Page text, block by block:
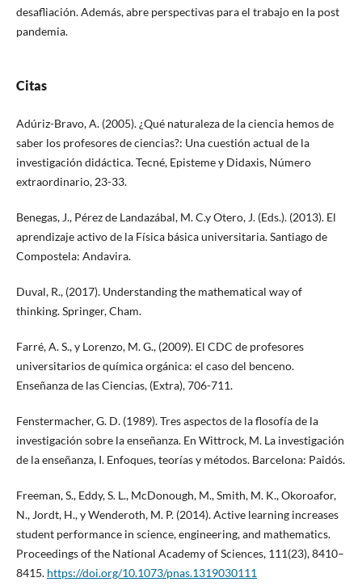
desafliación. Además, abre perspectivas para el trabajo en la post
pandemia.
Citas
Adúriz-Bravo, A. (2005). ¿Qué naturaleza de la ciencia hemos de
saber los profesores de ciencias?: Una cuestión actual de la
investigación didáctica. Tecné, Episteme y Didaxis, Número
extraordinario, 23-33.
Benegas, J., Pérez de Landazábal, M. C.y Otero, J. (Eds.). (2013). El
aprendizaje activo de la Física básica universitaria. Santiago de
Compostela: Andavira.
Duval, R., (2017). Understanding the mathematical way of
thinking. Springer, Cham.
Farré, A. S., y Lorenzo, M. G., (2009). El CDC de profesores
universitarios de química orgánica: el caso del benceno.
Enseñanza de las Ciencias, (Extra), 706-711.
Fenstermacher, G. D. (1989). Tres aspectos de la flosofía de la
investigación sobre la enseñanza. En Wittrock, M. La investigación
de la enseñanza, I. Enfoques, teorías y métodos. Barcelona: Paidós.
Freeman, S., Eddy, S. L., McDonough, M., Smith, M. K., Okoroafor,
N., Jordt, H., y Wenderoth, M. P. (2014). Active learning increases
student performance in science, engineering, and mathematics.
Proceedings of the National Academy of Sciences, 111(23), 8410–
8415. https://doi.org/10.1073/pnas.1319030111